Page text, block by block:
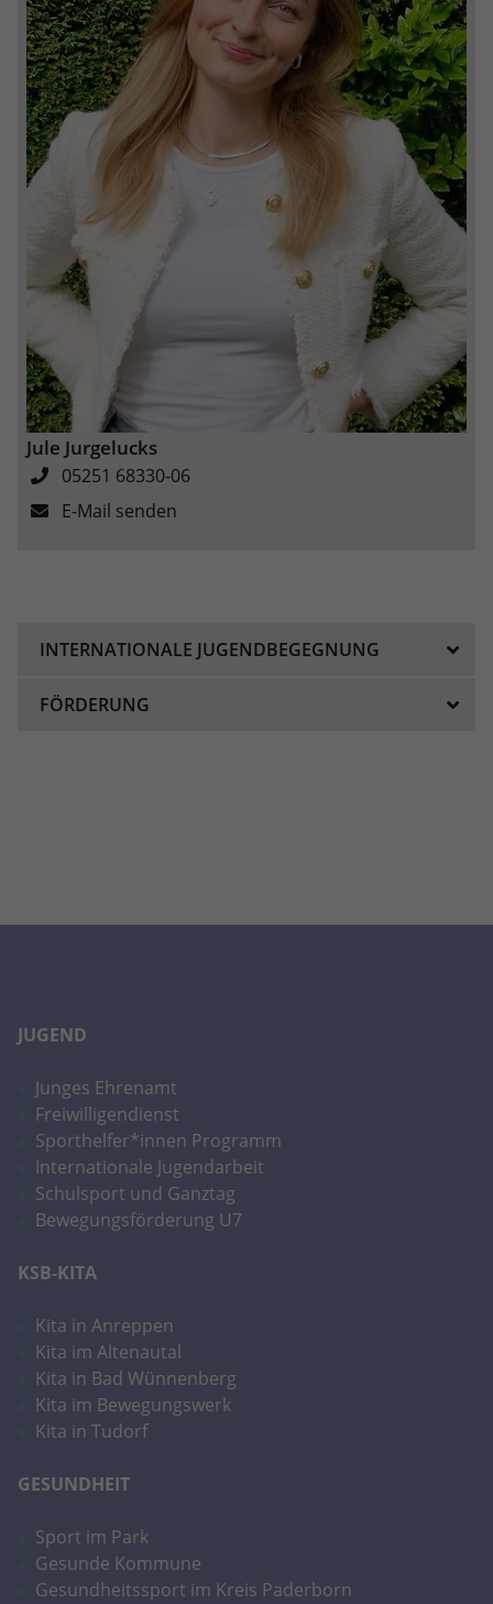
Jule Jurgelucks
05251 68330-06
E-Mail senden
INTERNATIONALE JUGENDBEGEGNUNG
FÖRDERUNG
JUGEND
Junges Ehrenamt
Freiwilligendienst
Sporthelfer*innen Programm
Internationale Jugendarbeit
Schulsport und Ganztag
Bewegungsförderung U7
KSB-KITA
Kita in Anreppen
Kita im Altenautal
Kita in Bad Wünnenberg
Kita im Bewegungswerk
Kita in Tudorf
GESUNDHEIT
Sport im Park
Gesunde Kommune
Gesundheitssport im Kreis Paderborn
eines Analyseberichts darüber, wie es
der Website geht. Die erhobenen Daten
umfassen die Anzahl der Besucher, die
Quelle, aus der sie stammen, und die
Seiten in anonymisierter Form.
_dc_gtm_UA-101278931-2
Anbieter
Laufzeit
Zweck
Dieser Cookie identifiziert die Besucher
nach Alter, Geschlecht oder Interessen
und nutzt dazu den DoubleClick des
Google Tag Manager, um die gezielte
Anzeigenplatzierung zu vereinfachen.
Name _ga_YMZRC1CX2M
zu erhalten.